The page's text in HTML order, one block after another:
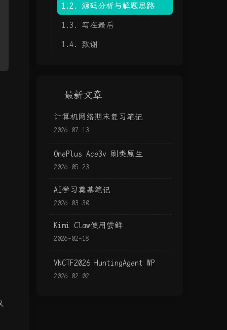
1.2.
源码分析与解题思路
1.3.
写在最后
1.4.
致谢
最新文章
计算机网络期末复习笔记
2026-07-13
OnePlus Ace3v 刷类原生
2026-05-23
AI学习奠基笔记
2026-03-30
Kimi Claw使用尝鲜
2026-02-18
VNCTF2026 HuntingAgent WP
2026-02-02